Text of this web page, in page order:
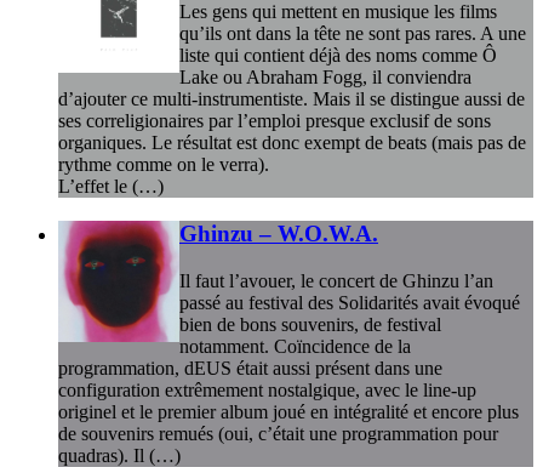
Les gens qui mettent en musique les films
qu’ils ont dans la tête ne sont pas rares. A une
liste qui contient déjà des noms comme Ô
Lake ou Abraham Fogg, il conviendra
d’ajouter ce multi-instrumentiste. Mais il se distingue aussi de
ses correligionaires par l’emploi presque exclusif de sons
organiques. Le résultat est donc exempt de beats (mais pas de
rythme comme on le verra).
L’effet le (…)
Ghinzu – W.O.W.A.
Il faut l’avouer, le concert de Ghinzu l’an
passé au festival des Solidarités avait évoqué
bien de bons souvenirs, de festival
notamment. Coïncidence de la
programmation, dEUS était aussi présent dans une
configuration extrêmement nostalgique, avec le line-up
originel et le premier album joué en intégralité et encore plus
de souvenirs remués (oui, c’était une programmation pour
quadras). Il (…)